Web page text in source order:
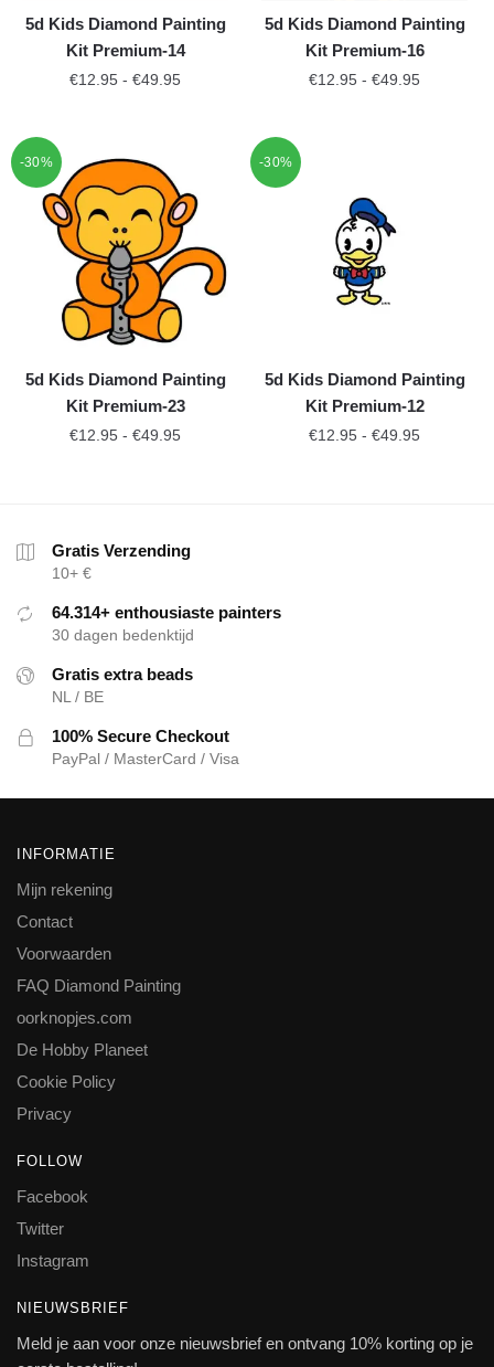
5d Kids Diamond Painting
Kit Premium-14
€12.95 - €49.95
5d Kids Diamond Painting
Kit Premium-16
€12.95 - €49.95
-30%
5d Kids Diamond Painting
Kit Premium-23
€12.95 - €49.95
-30%
5d Kids Diamond Painting
Kit Premium-12
€12.95 - €49.95
Gratis Verzending
10+ €
64.314+ enthousiaste painters
30 dagen bedenktijd
Gratis extra beads
NL / BE
100% Secure Checkout
PayPal / MasterCard / Visa
INFORMATIE
Mijn rekening
Contact
Voorwaarden
FAQ Diamond Painting
oorknopjes.com
De Hobby Planeet
Cookie Policy
Privacy
FOLLOW
Facebook
Twitter
Instagram
NIEUWSBRIEF
Meld je aan voor onze nieuwsbrief en ontvang 10% korting op je